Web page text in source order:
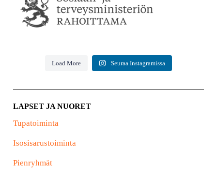
huolehtiminen.Tehtävä vie kerralla 3h: klo 9.30-
12.30 ja tehtävään voit osallistua 1-3x/kk, oman
Load More Seuraa Instagramissa
LAPSET JA NUORET
Tupatoiminta
Isosisarustoiminta
Pienryhmät